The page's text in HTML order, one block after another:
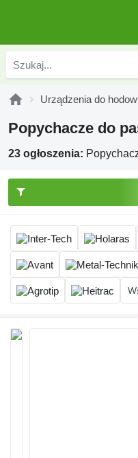
Urządzenia do
Popychacze do
23 ogłoszenia: